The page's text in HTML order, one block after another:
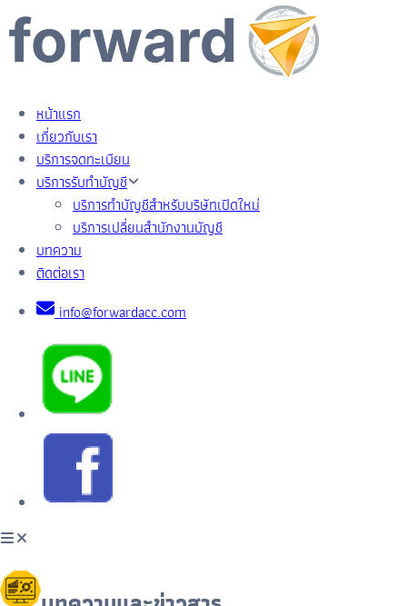
หน้าแรก
เกี่ยวกับเรา
บริการจดทะเบียน
บริการรับทำบัญชี
บริการทำบัญชีสำหรับบริษัทเปิดใหม่
บริการเปลี่ยนสำนักงานบัญชี
บทความ
ติดต่อเรา
info@forwardacc.com